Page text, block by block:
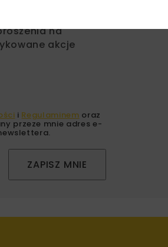
na
akcje
i Regulaminem oraz
przeze mnie adres e-
ZAPISZ MNIE